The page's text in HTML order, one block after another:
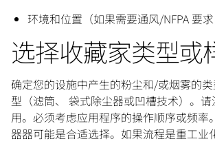
环境和位置（如果需要通风/NFPA 要
选择收藏家类型或
确定您的设施中产生的粉尘和/或烟雾的
型（滤筒、 袋式除尘器或凹槽技术）。
用。必须考虑应用程序的操作顺序或频
器器可能是合适选择。如果流程是重工业